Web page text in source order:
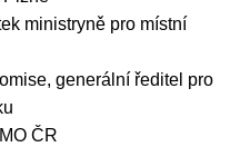
ministryně pro místní
generální ředitel pro
ČR